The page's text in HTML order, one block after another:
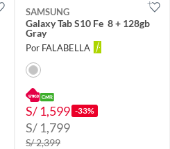
SAMSUNG
Galaxy Tab S10 Fe 8 + 128gb
Gray
Por FALABELLA
S/ 1,599 -33%
S/ 1,799
S/ 2,399